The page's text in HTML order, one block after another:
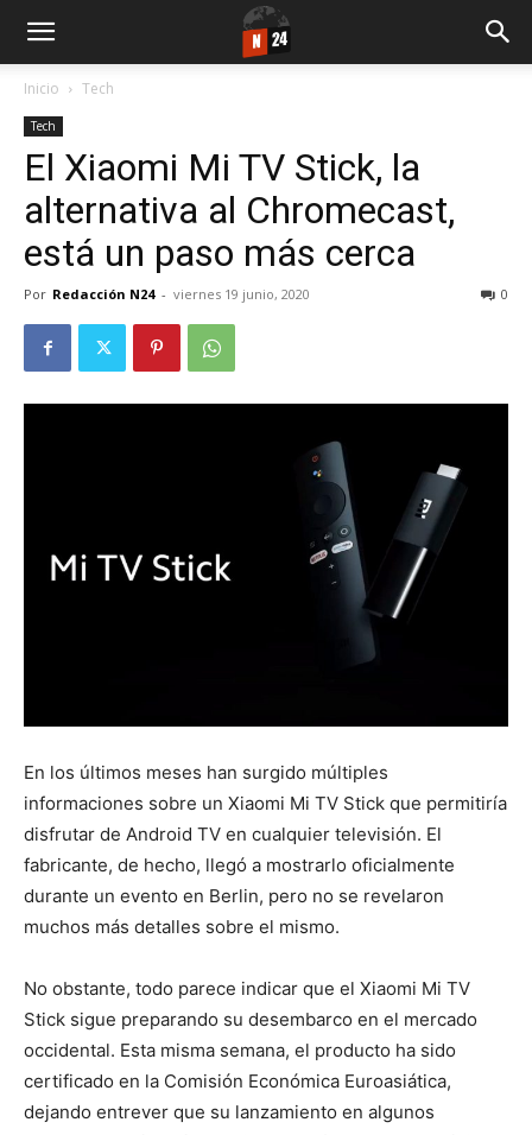
Inicio Tech
Tech
El Xiaomi Mi TV Stick, la
alternativa al Chromecast,
está un paso más cerca
Por Redacción N24 - viernes 19 junio, 2020 0
En los últimos meses han surgido múltiples
informaciones sobre un Xiaomi Mi TV Stick que permitiría
disfrutar de Android TV en cualquier televisión. El
fabricante, de hecho, llegó a mostrarlo oficialmente
durante un evento en Berlin, pero no se revelaron
muchos más detalles sobre el mismo.
No obstante, todo parece indicar que el Xiaomi Mi TV
Stick sigue preparando su desembarco en el mercado
occidental. Esta misma semana, el producto ha sido
certificado en la Comisión Económica Euroasiática,
dejando entrever que su lanzamiento en algunos